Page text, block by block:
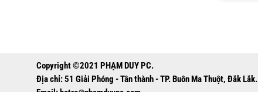
Copyright ©2021 PHẠM DUY PC.
Địa chỉ: 51 Giải Phóng - Tân thành - TP. Buôn Ma Thuột, Đắk Lắk.